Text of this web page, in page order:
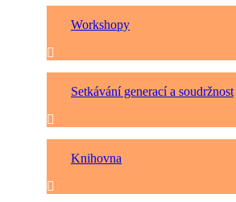
Workshopy
Setkávání generací a soudržnost
Knihovna